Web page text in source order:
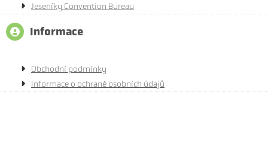
Jeseníky Convention Bureau
Informace
Obchodní podmínky
Informace o ochraně osobních údajů